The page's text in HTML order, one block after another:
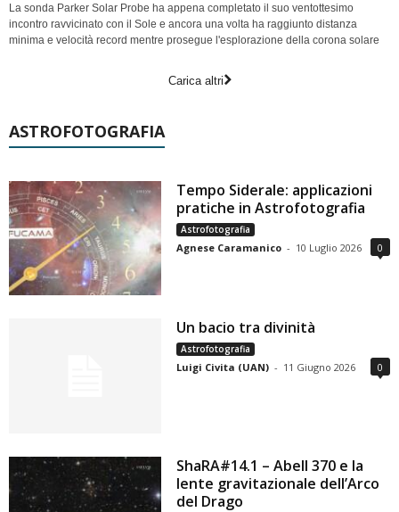
La sonda Parker Solar Probe ha appena completato il suo ventottesimo
incontro ravvicinato con il Sole e ancora una volta ha raggiunto distanza
minima e velocità record mentre prosegue l'esplorazione della corona solare
Carica altri
ASTROFOTOGRAFIA
Tempo Siderale: applicazioni
pratiche in Astrofotografia
Astrofotografia
Agnese Caramanico - 10 Luglio 2026 0
Un bacio tra divinità
Astrofotografia
Luigi Civita (UAN) - 11 Giugno 2026 0
ShaRA#14.1 – Abell 370 e la
lente gravitazionale dell’Arco
del Drago